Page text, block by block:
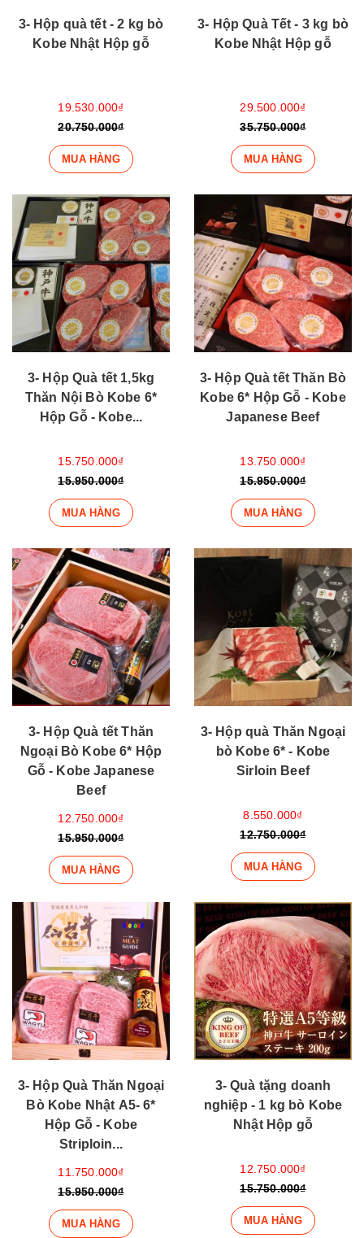
3- Hộp quà tết - 2 kg bò
Kobe Nhật Hộp gỗ
19.530.000₫
20.750.000₫
MUA HÀNG
3- Hộp Quà Tết - 3 kg bò
Kobe Nhật Hộp gỗ
29.500.000₫
35.750.000₫
MUA HÀNG
3- Hộp Quà tết 1,5kg
Thăn Nội Bò Kobe 6*
Hộp Gỗ - Kobe...
15.750.000₫
15.950.000₫
MUA HÀNG
3- Hộp Quà tết Thăn Bò
Kobe 6* Hộp Gỗ - Kobe
Japanese Beef
13.750.000₫
15.950.000₫
MUA HÀNG
3- Hộp Quà tết Thăn
Ngoại Bò Kobe 6* Hộp
Gỗ - Kobe Japanese
Beef
12.750.000₫
15.950.000₫
MUA HÀNG
3- Hộp quà Thăn Ngoại
bò Kobe 6* - Kobe
Sirloin Beef
8.550.000₫
12.750.000₫
MUA HÀNG
3- Hộp Quà Thăn Ngoại
Bò Kobe Nhật A5- 6*
Hộp Gỗ - Kobe
Striploin...
11.750.000₫
15.950.000₫
MUA HÀNG
3- Quà tặng doanh
nghiệp - 1 kg bò Kobe
Nhật Hộp gỗ
12.750.000₫
15.750.000₫
MUA HÀNG